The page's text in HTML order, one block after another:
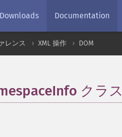
Downloads Documentation
レンス XML 操作 DOM
クラス